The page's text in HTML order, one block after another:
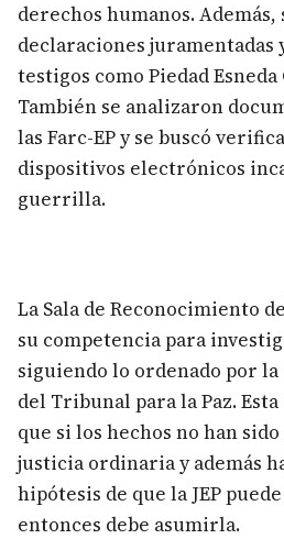
derechos humanos.
declaraciones juramentadas
testigos como Piedad
También se analizaron
las Farc-EP y se buscó
dispositivos electrónicos
guerrilla.
La Sala de Reconocimiento
su competencia para
siguiendo lo ordenado por la
del Tribunal para la Paz.
que si los hechos no han
justicia ordinaria y además
hipótesis de que la JEP
entonces debe asumirla.